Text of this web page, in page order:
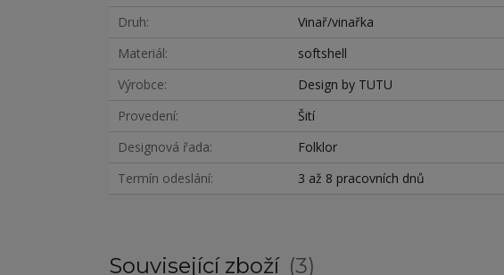
Druh
Vinař/vinařka
Materiál
softshell
Výrobce
Design by TUTU
Provedení
Šití
Designová řada
Folklor
Termín odeslání
3 až 8 pracovních dnů
Související zboží 3